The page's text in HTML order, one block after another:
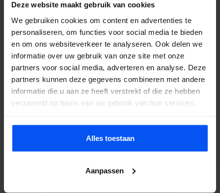
Deze website maakt gebruik van cookies
We gebruiken cookies om content en advertenties te
personaliseren, om functies voor social media te bieden
en om ons websiteverkeer te analyseren. Ook delen we
informatie over uw gebruik van onze site met onze
partners voor social media, adverteren en analyse. Deze
partners kunnen deze gegevens combineren met andere
informatie die u aan ze heeft verstrekt of die ze hebben
verzameld op basis van uw gebruik van hun services.
Alles toestaan
Aanpassen
Wat is een e-chopper?
Hoe werkt een e-chopper?
Moet je een rijbewijs hebben om een e-
chopper te huren?
Hoe hard gaat een e-chopper?